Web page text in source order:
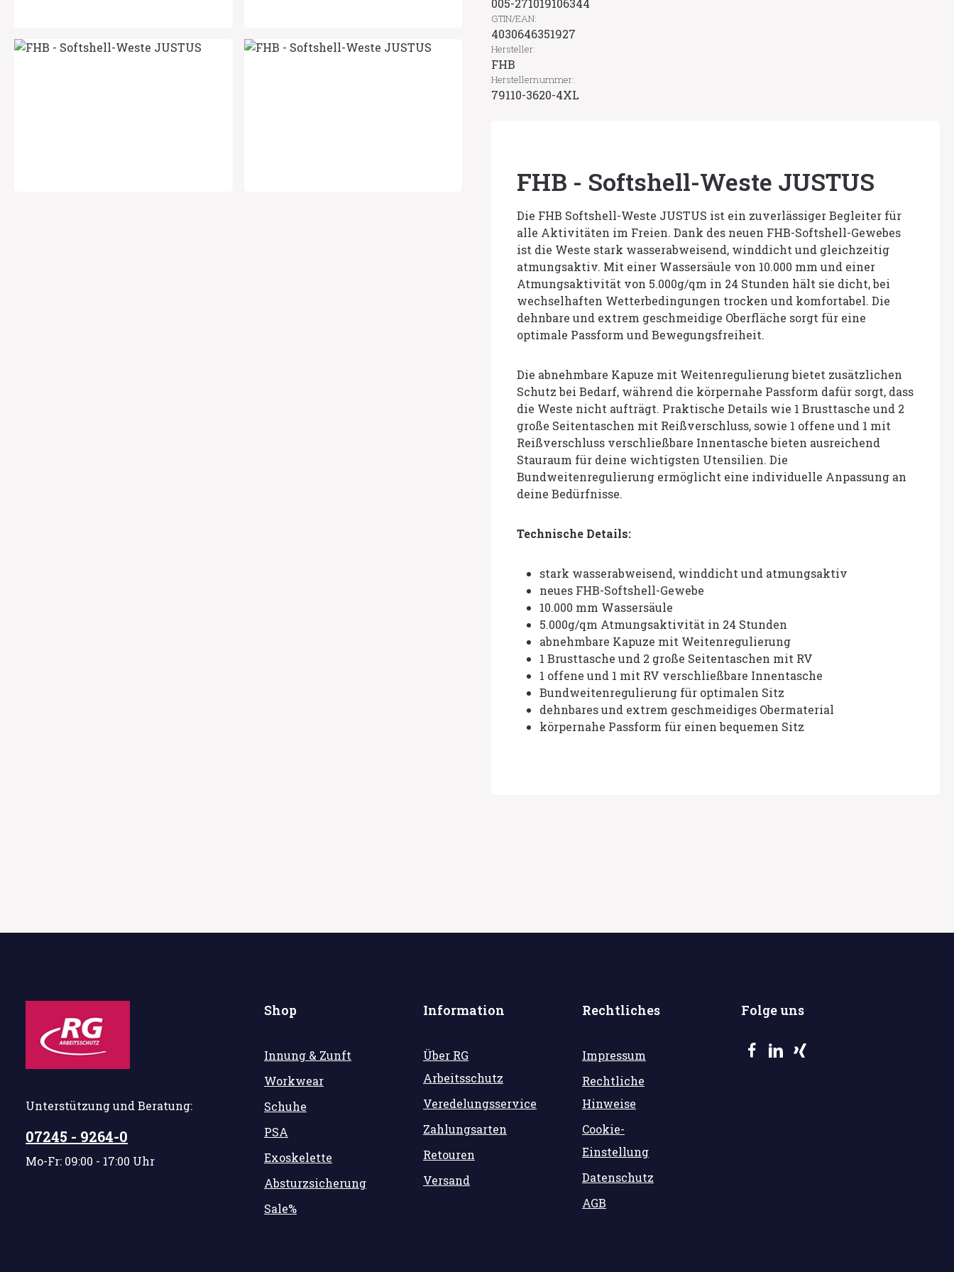
005-271019106344
GTIN/EAN:
4030646351927
Hersteller:
FHB
Herstellernummer:
79110-3620-4XL
FHB - Softshell-Weste JUSTUS
Die FHB Softshell-Weste JUSTUS ist ein zuverlässiger Begleiter für
alle Aktivitäten im Freien. Dank des neuen FHB-Softshell-Gewebes
ist die Weste stark wasserabweisend, winddicht und gleichzeitig
atmungsaktiv. Mit einer Wassersäule von 10.000 mm und einer
Atmungsaktivität von 5.000g/qm in 24 Stunden hält sie dicht, bei
wechselhaften Wetterbedingungen trocken und komfortabel. Die
dehnbare und extrem geschmeidige Oberfläche sorgt für eine
optimale Passform und Bewegungsfreiheit.
Die abnehmbare Kapuze mit Weitenregulierung bietet zusätzlichen
Schutz bei Bedarf, während die körpernahe Passform dafür sorgt, dass
die Weste nicht aufträgt. Praktische Details wie 1 Brusttasche und 2
große Seitentaschen mit Reißverschluss, sowie 1 offene und 1 mit
Reißverschluss verschließbare Innentasche bieten ausreichend
Stauraum für deine wichtigsten Utensilien. Die
Bundweitenregulierung ermöglicht eine individuelle Anpassung an
deine Bedürfnisse.
Technische Details:
stark wasserabweisend, winddicht und atmungsaktiv
neues FHB-Softshell-Gewebe
10.000 mm Wassersäule
5.000g/qm Atmungsaktivität in 24 Stunden
abnehmbare Kapuze mit Weitenregulierung
1 Brusttasche und 2 große Seitentaschen mit RV
1 offene und 1 mit RV verschließbare Innentasche
Bundweitenregulierung für optimalen Sitz
dehnbares und extrem geschmeidiges Obermaterial
körpernahe Passform für einen bequemen Sitz
Unterstützung und Beratung:
07245 - 9264-0
Mo-Fr: 09:00 - 17:00 Uhr
Shop
Innung & Zunft
Workwear
Schuhe
PSA
Exoskelette
Absturzsicherung
Sale%
Information
Über RG
Arbeitsschutz
Veredelungsservice
Zahlungsarten
Retouren
Versand
Rechtliches
Impressum
Rechtliche
Hinweise
Cookie-
Einstellung
Datenschutz
AGB
Folge uns